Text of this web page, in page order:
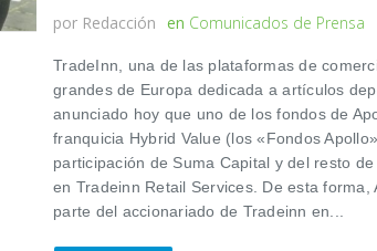
por Redacción en Comunicados de Prensa
TradeInn, una de las plataformas de
grandes de Europa dedicada a artículos
anunciado hoy que uno de los fondos de
franquicia Hybrid Value (los «Fondos
participación de Suma Capital y del resto
en Tradeinn Retail Services. De esta forma,
parte del accionariado de Tradeinn en...